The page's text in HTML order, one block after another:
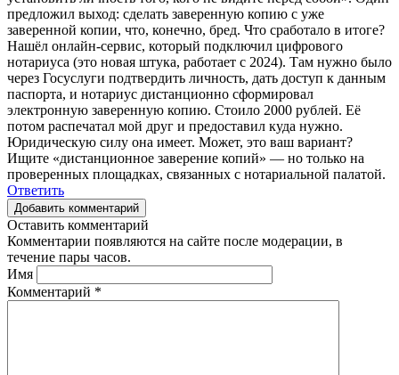
предложил выход: сделать заверенную копию с уже
заверенной копии, что, конечно, бред. Что сработало в итоге?
Нашёл онлайн-сервис, который подключил цифрового
нотариуса (это новая штука, работает с 2024). Там нужно было
через Госуслуги подтвердить личность, дать доступ к данным
паспорта, и нотариус дистанционно сформировал
электронную заверенную копию. Стоило 2000 рублей. Её
потом распечатал мой друг и предоставил куда нужно.
Юридическую силу она имеет. Может, это ваш вариант?
Ищите «дистанционное заверение копий» — но только на
проверенных площадках, связанных с нотариальной палатой.
Ответить
Добавить комментарий
Оставить комментарий
Комментарии появляются на сайте после модерации, в
течение пары часов.
Имя
Комментарий *